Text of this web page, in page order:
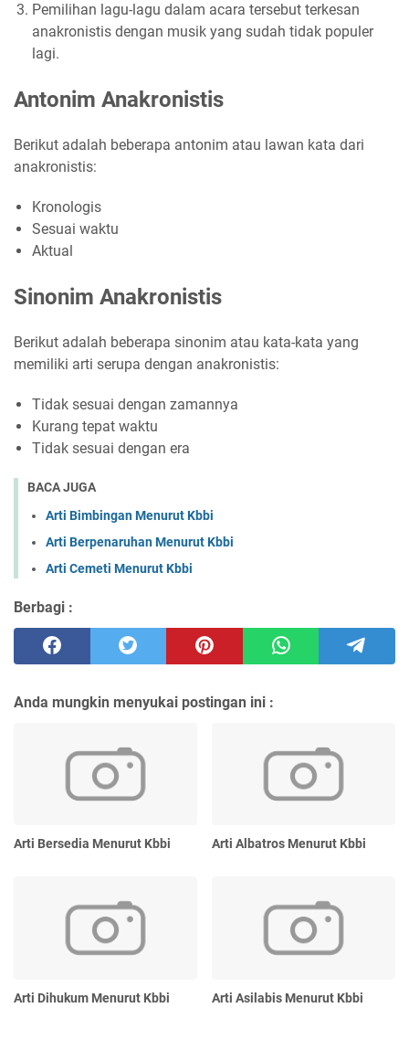
Pemilihan lagu-lagu dalam acara tersebut terkesan
anakronistis dengan musik yang sudah tidak populer
lagi.
Antonim Anakronistis
Berikut adalah beberapa antonim atau lawan kata dari
anakronistis:
Kronologis
Sesuai waktu
Aktual
Sinonim Anakronistis
Berikut adalah beberapa sinonim atau kata-kata yang
memiliki arti serupa dengan anakronistis:
Tidak sesuai dengan zamannya
Kurang tepat waktu
Tidak sesuai dengan era
BACA JUGA
Arti Bimbingan Menurut Kbbi
Arti Berpenaruhan Menurut Kbbi
Arti Cemeti Menurut Kbbi
Berbagi :
Anda mungkin menyukai postingan ini :
Arti Bersedia Menurut Kbbi Arti Albatros Menurut Kbbi
Arti Dihukum Menurut Kbbi Arti Asilabis Menurut Kbbi